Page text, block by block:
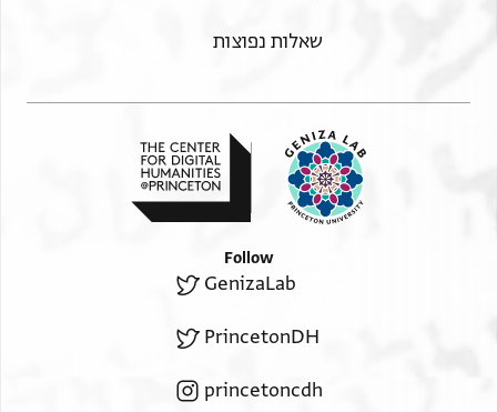
שאלות נפוצות
Follow
GenizaLab
PrincetonDH
princetoncdh